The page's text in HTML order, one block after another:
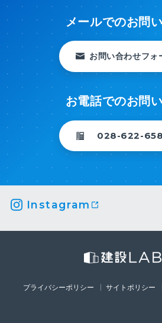
メールでのお問
お問い合わせフォ
お電話でのお問
028-622-
Instagram
プライバシーポリシー サイトポリシー